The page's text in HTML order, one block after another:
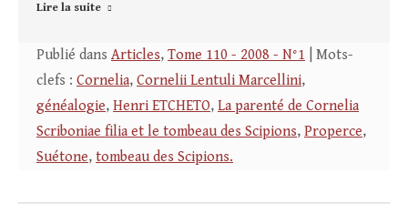
Lire la suite
Publié dans Articles, Tome 110 - 2008 - N°1 | Mots-
clefs : Cornelia, Cornelii Lentuli Marcellini,
généalogie, Henri ETCHETO, La parenté de Cornelia
Scriboniae filia et le tombeau des Scipions, Properce,
Suétone, tombeau des Scipions.